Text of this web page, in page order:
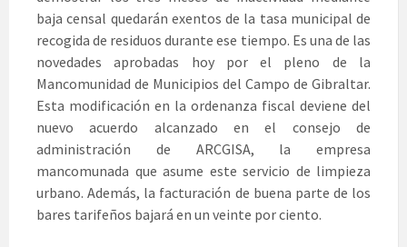
baja censal quedarán exentos de la tasa municipal de
recogida de residuos durante ese tiempo. Es una de las
novedades aprobadas hoy por el pleno de la
Mancomunidad de Municipios del Campo de Gibraltar.
Esta modificación en la ordenanza fiscal deviene del
nuevo acuerdo alcanzado en el consejo de
administración de ARCGISA, la empresa
mancomunada que asume este servicio de limpieza
urbano. Además, la facturación de buena parte de los
bares tarifeños bajará en un veinte por ciento.